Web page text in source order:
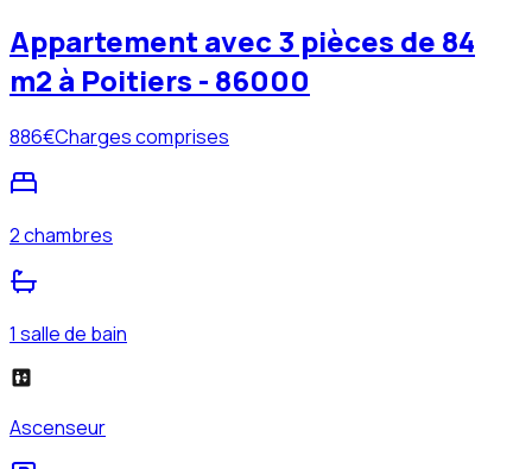
Appartement avec 3 pièces de 84
m2 à Poitiers - 86000
886€Charges comprises
2 chambres
1 salle de bain
Ascenseur